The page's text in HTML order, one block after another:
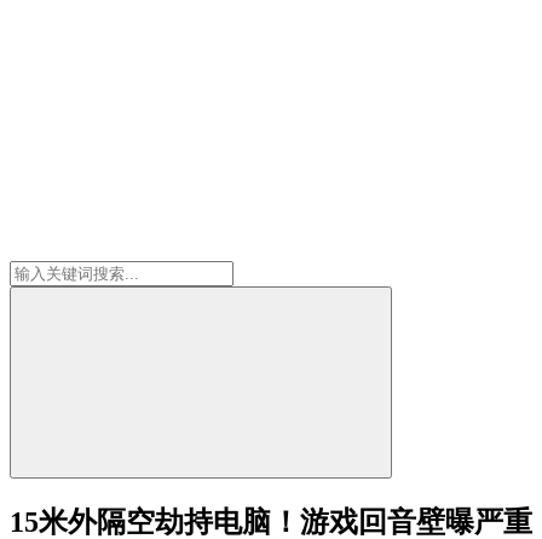
15米外隔空劫持电脑！游戏回音壁曝严重